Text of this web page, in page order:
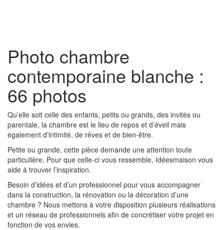
Photo chambre
contemporaine blanche :
66 photos
Qu’elle soit celle des enfants, petits ou grands, des invités ou
parentale, la chambre est le lieu de repos et d’éveil mais
également d’intimité, de rêves et de bien-être.
Petite ou grande, cette pièce demande une attention toute
particulière. Pour que celle-ci vous ressemble, Idéesmaison vous
aide à trouver l’inspiration.
Besoin d’idées et d’un professionnel pour vous accompagner
dans la construction, la rénovation ou la décoration d’une
chambre ? Nous mettons à votre disposition plusieurs réalisations
et un réseau de professionnels afin de concrétiser votre projet en
fonction de vos envies.